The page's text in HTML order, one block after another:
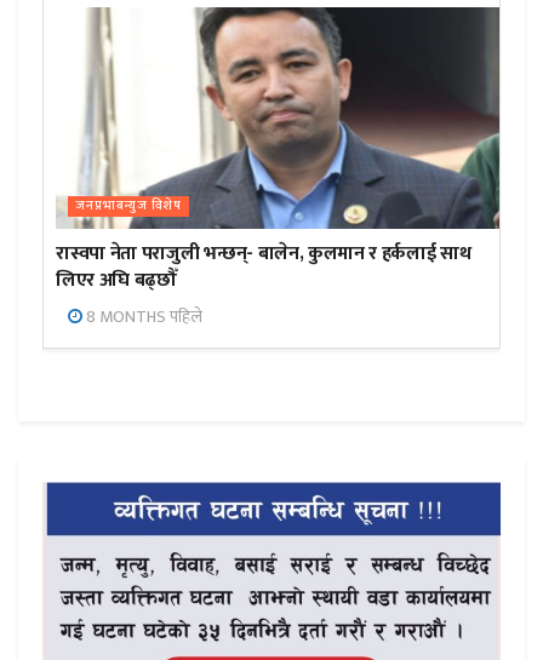
जनप्रभाबन्युज विशेष
रास्वपा नेता पराजुली भन्छन्- बालेन, कुलमान र हर्कलाई साथ
लिएर अघि बढ्छौँ
8 MONTHS पहिले